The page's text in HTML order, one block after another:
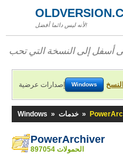
لأنه ليس دائما أفضل!
إصدارات عرضية Windows
Windows » خدمات »
PowerArchiver
897054 الحمولات